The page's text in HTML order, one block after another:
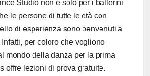
Studio non è solo per i ballerini
le persone di tutte le età con
di esperienza sono benvenuti a
Infatti, per coloro che vogliono
mondo della danza per la prima
offre lezioni di prova gratuite.